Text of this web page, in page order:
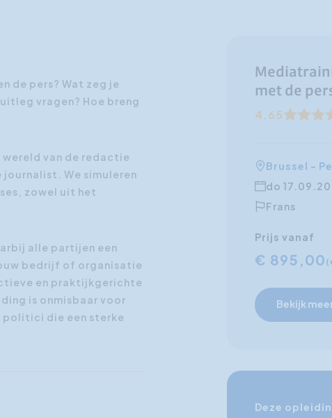
de pers? Wat zeg je
vragen? Hoe breng
van de redactie
journalist. We simuleren
zowel uit het
alle partijen een
bedrijf of organisatie
en praktijkgerichte
is onmisbaar voor
die een sterke
met de
4.65
Brussel -
do
Frans
Prijs vanaf
€ 895,00
Bekijk
Deze